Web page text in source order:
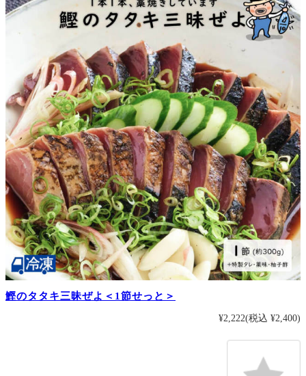
鰹のタタキ三昧ぜよ＜1節せっと＞
¥2,222(税込 ¥2,400)